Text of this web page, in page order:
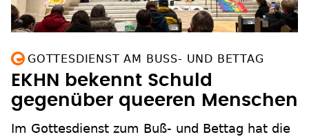
GOTTESDIENST AM BUSS- UND BETTAG
EKHN bekennt Schuld
gegenüber queeren Menschen
Im Gottesdienst zum Buß- und Bettag hat die